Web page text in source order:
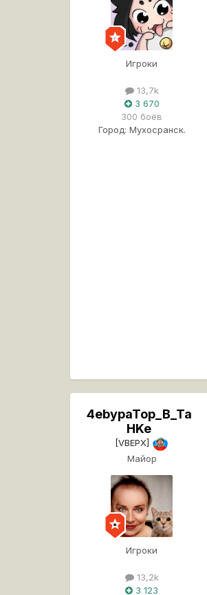
Игроки
13,7k
3 670
300 боёв
Город: Мухосранск.
4ebypaTop_B_Ta
HKe
[VBEPX]
Майор
Игроки
13,2k
3 123